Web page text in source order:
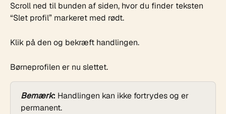
Scroll ned til bunden af siden, hvor du finder teksten
“Slet profil” markeret med rødt.
Klik på den og bekræft handlingen.
Børneprofilen er nu slettet.
Bemærk: Handlingen kan ikke fortrydes og er
permanent.